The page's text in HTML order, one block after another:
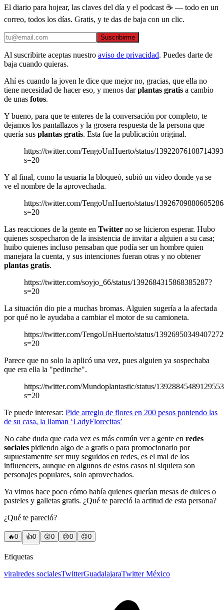
El diario para hojear, las claves del día y el podcast ☕ — todo en un
correo, todos los días. Gratis, y te das de baja con un clic.
Suscribirme
Al suscribirte aceptas nuestro aviso de privacidad. Puedes darte de
baja cuando quieras.
Ahí es cuando la joven le dice que mejor no, gracias, que ella no
tiene necesidad de hacer eso, y menos darplantas gratis a cambio
de unas fotos.
Y bueno, para que te enteres de la conversación por completo, te
dejamos los pantallazos y la grosera respuesta de la persona que
quería sus plantas gratis. Esta fue la publicación original.
https://twitter.com/TengoUnHuerto/status/
s=20
Y al final, como la usuaria la bloqueó, subió un video donde ya se
ve el nombre de la aprovechada.
https://twitter.com/TengoUnHuerto/status/
s=20
Las reacciones de la gente en Twitter no se hicieron esperar. Hubo
quienes sospecharon de la insistencia de invitar a alguien a su casa;
huibo quienes incluso pensaban que podía ser un hombre quien
manejara la cuenta, y sus intenciones fueran otras y no obtener
plantas gratis.
https://twitter.com/soyjo_66/status/1392684315868385287?
s=20
La situación dio pie a muchas bromas. Alguien sugería a la afectada
por qué no le ayudaba a cambiar el motor de su camioneta.
https://twitter.com/TengoUnHuerto/status/
s=20
Parece que no solo la aplicó una vez, pues alguien ya sospechaba
que era ella la "pedinche".
https://twitter.com/Mundoplantastic/status/
s=20
Te puede interesar: Pide arreglo de flores en 200 pesos poniendo las
de su casa, la llaman ‘LadyFlorecitas’
No cabe duda que cada vez es más común ver a gente en redes
sociales pidiendo algo de a gratis o para promocionarlo por
supuestamentre ser muy seguidos en redes, es el mal de los
influencers, aunque en algunos de estos casos ni siquiera son
personajes populares, solo aprovechados.
Ya vimos hace poco cómo había quienes querían mesas de dulces o
pasteles y galletas gratis. ¿Qué te pareció la actitud de esta persona?
¿Qué te pareció?
🔥0 👍0 😲0 😢0 😠0
Etiquetas
viralredes socialesTwitterGuadalajaraTwitter México